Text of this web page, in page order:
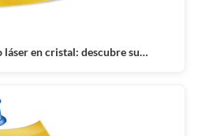
láser en cristal: descubre su…